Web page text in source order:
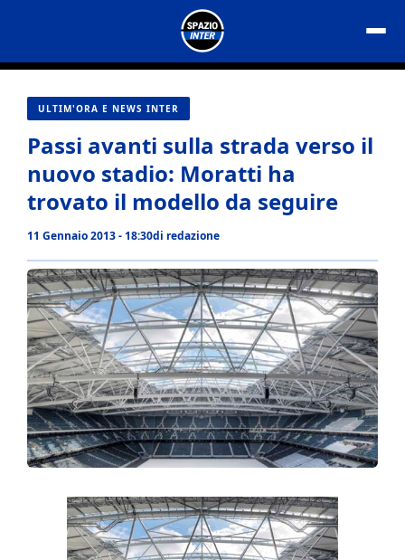
contenuto
ULTIM'ORA E NEWS INTER
Passi avanti sulla strada verso il
nuovo stadio: Moratti ha
trovato il modello da seguire
11 Gennaio 2013 - 18:30di redazione